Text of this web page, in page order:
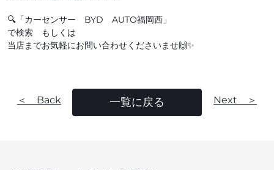
🔍「カーセンサー BYD AUTO福岡西」
で検索 もしくは
当店までお気軽にお問い合わせくださいませ🙌✨
＜ Back 一覧に戻る Next ＞